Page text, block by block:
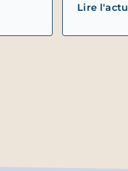
Lire l'actu